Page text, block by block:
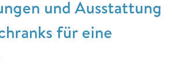
und Ausstattung
für eine